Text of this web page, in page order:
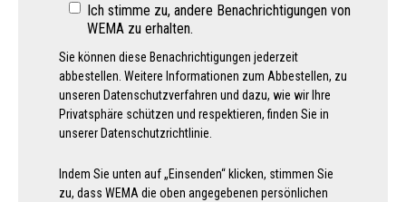
Ich stimme zu, andere Benachrichtigungen von
WEMA zu erhalten.
Sie können diese Benachrichtigungen jederzeit
abbestellen. Weitere Informationen zum Abbestellen, zu
unseren Datenschutzverfahren und dazu, wie wir Ihre
Privatsphäre schützen und respektieren, finden Sie in
unserer Datenschutzrichtlinie.
Indem Sie unten auf „Einsenden“ klicken, stimmen Sie
zu, dass WEMA die oben angegebenen persönlichen